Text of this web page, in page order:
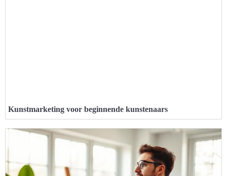
Kunstmarketing voor beginnende kunstenaars